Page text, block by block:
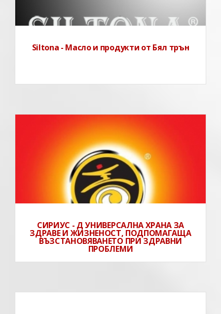
Siltona - Масло и продукти от Бял трън
СИРИУС - Д УНИВЕРСАЛНА ХРАНА ЗА
ЗДРАВЕ И ЖИЗНЕНОСТ, ПОДПОМАГАЩА
ВЪЗСТАНОВЯВАНЕТО ПРИ ЗДРАВНИ
ПРОБЛЕМИ